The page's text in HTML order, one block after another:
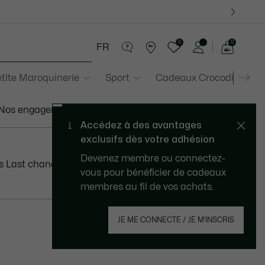
Maroquinerie Sport Cadeaux Crocodile
FR
0
panier
0
Nos engagements
Last chance est calculé à partir du prix de